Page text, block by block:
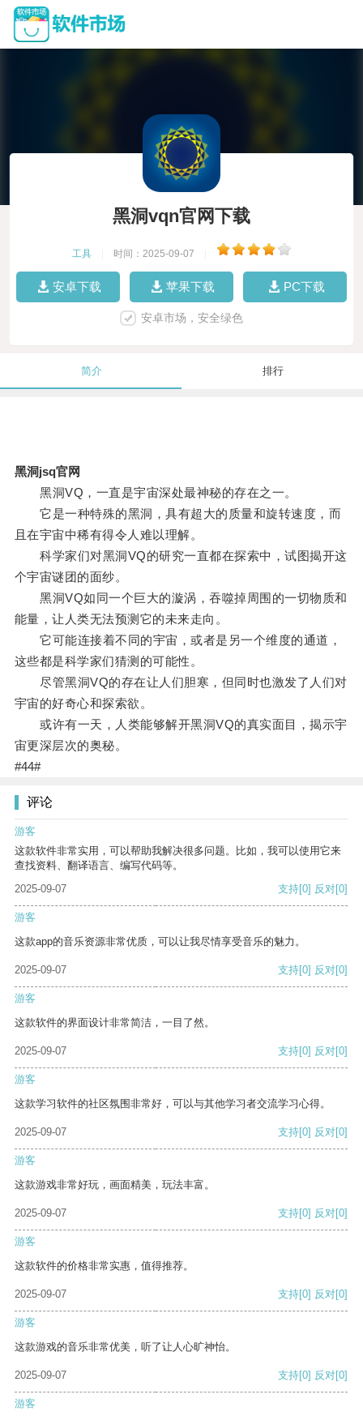
黑洞vqn官网下载
工具 时间：2025-09-07
安卓下载 苹果下载 PC下载
安卓市场，安全绿色
简介 排行
黑洞jsq官网
黑洞VQ，一直是宇宙深处最神秘的存在之一。
它是一种特殊的黑洞，具有超大的质量和旋转速度，而
且在宇宙中稀有得令人难以理解。
科学家们对黑洞VQ的研究一直都在探索中，试图揭开这
个宇宙谜团的面纱。
黑洞VQ如同一个巨大的漩涡，吞噬掉周围的一切物质和
能量，让人类无法预测它的未来走向。
它可能连接着不同的宇宙，或者是另一个维度的通道，
这些都是科学家们猜测的可能性。
尽管黑洞VQ的存在让人们胆寒，但同时也激发了人们对
宇宙的好奇心和探索欲。
或许有一天，人类能够解开黑洞VQ的真实面目，揭示宇
宙更深层次的奥秘。
#44#
评论
游客
这款软件非常实用，可以帮助我解决很多问题。比如，我可以使用它来
查找资料、翻译语言、编写代码等。
2025-09-07
支持[0] 反对[0]
游客
这款app的音乐资源非常优质，可以让我尽情享受音乐的魅力。
2025-09-07 支持[0] 反对[0]
游客
这款软件的界面设计非常简洁，一目了然。
2025-09-07 支持[0] 反对[0]
游客
这款学习软件的社区氛围非常好，可以与其他学习者交流学习心得。
2025-09-07 支持[0] 反对[0]
游客
这款游戏非常好玩，画面精美，玩法丰富。
2025-09-07 支持[0] 反对[0]
游客
这款软件的价格非常实惠，值得推荐。
2025-09-07 支持[0] 反对[0]
游客
这款游戏的音乐非常优美，听了让人心旷神怡。
2025-09-07 支持[0] 反对[0]
游客